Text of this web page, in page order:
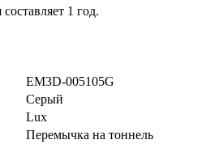
1 год.
EM3D-005105G
Серый
Lux
Перемычка на тоннель